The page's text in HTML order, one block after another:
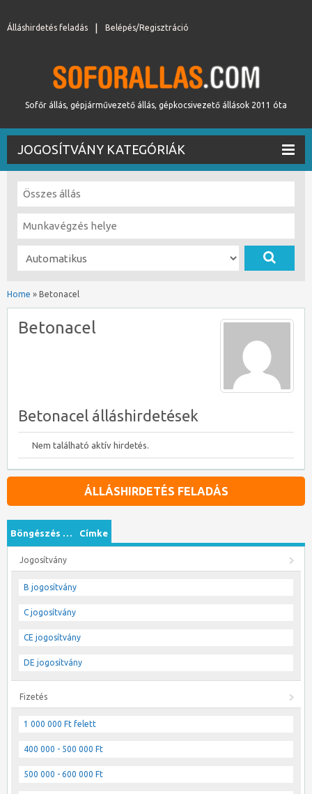
Belépés/Regisztráció
Álláshirdetés feladás
Sofőr állás, gépjárművezető állás, gépkocsivezető állások 2011 óta
JOGOSÍTVÁNY KATEGÓRIÁK
Home » Betonacel
Betonacel
Betonacel álláshirdetések
Nem található aktív hirdetés.
ÁLLÁSHIRDETÉS FELADÁS
Böngészés … Címke
Jogosítvány
B jogosítvány
C jogosítvány
CE jogosítvány
DE jogosítvány
Fizetés
1 000 000 Ft felett
400 000 - 500 000 Ft
500 000 - 600 000 Ft